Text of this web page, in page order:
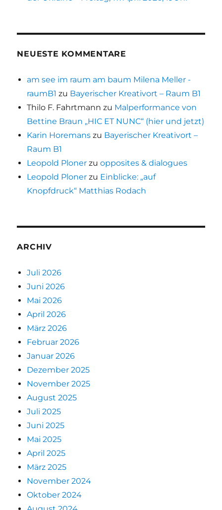
NEUESTE KOMMENTARE
am see im raum am baum Milena Meller -
raumB1 zu Bayerischer Kreativort – Raum B1
Thilo F. Fahrtmann zu Malperformance von
Bettine Braun „HIC ET NUNC“ (hier und jetzt)
Karin Horemans zu Bayerischer Kreativort –
Raum B1
Leopold Ploner zuopposites & dialogues
Leopold Ploner zu Einblicke: „auf
Knopfdruck“ Matthias Rodach
ARCHIV
Juli 2026
Juni 2026
Mai 2026
April 2026
März 2026
Februar 2026
Januar 2026
Dezember 2025
November 2025
August 2025
Juli 2025
Juni 2025
Mai 2025
April 2025
März 2025
November 2024
Oktober 2024